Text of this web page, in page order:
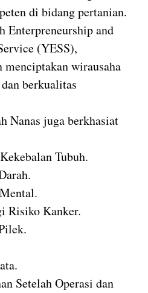
di bidang pertanian.
Enterpreneurship and
(YESS),
wirausaha
berkualitas
Nanas juga berkhasiat
Tubuh.
Risiko Kanker.
Setelah Operasi dan